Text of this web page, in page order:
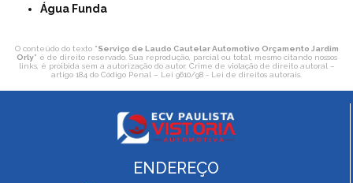
Água Funda
O conteúdo do texto "Serviço de Laudo Cautelar Automotivo Orçamento Jardim
Orly" é de direito reservado. Sua reprodução, parcial ou total, mesmo citando nossos
links, é proibida sem a autorização do autor. Crime de violação de direito autoral –
artigo 184 do Código Penal – Lei 9610/98 - Lei de direitos autorais.
ENDEREÇO